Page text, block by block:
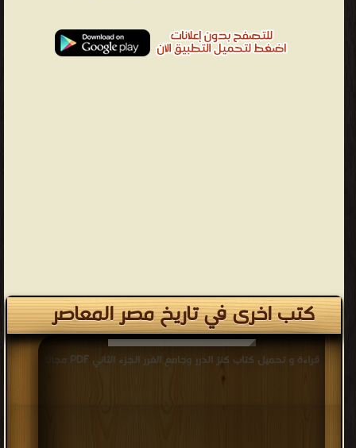
كتب اخرى في تاريخ مصر المعاصر
قراءة و تحميل كتاب كنز الدرر وجامع الغرر الجزء الثاني PDF مجانا